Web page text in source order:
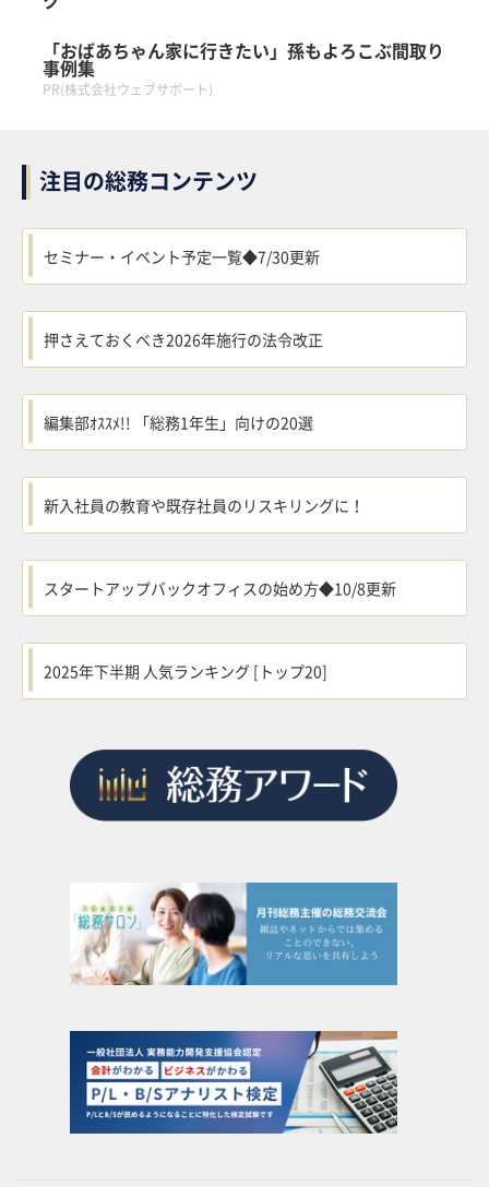
「おばあちゃん家に行きたい」孫もよろこぶ間取り
事例集
PR(株式会社ウェブサポート)
注目の総務コンテンツ
セミナー・イベント予定一覧◆7/30更新
押さえておくべき2026年施行の法令改正
編集部ｵｽｽﾒ!! 「総務1年生」向けの20選
新入社員の教育や既存社員のリスキリングに！
スタートアップバックオフィスの始め方◆10/8更新
2025年下半期 人気ランキング [トップ20]